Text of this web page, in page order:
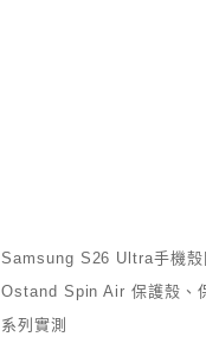
Samsung S26 Ultra手機殼
Ostand Spin Air 保護殼、
系列實測